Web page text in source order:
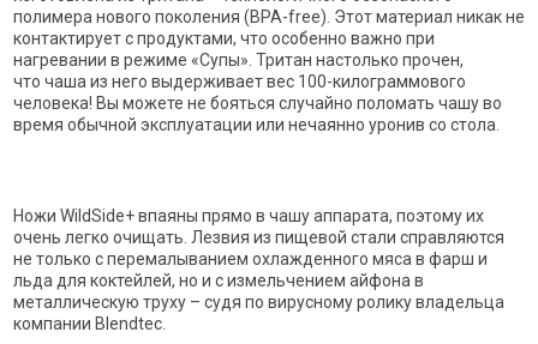
полимера нового поколения (BPA-free). Этот материал никак не
контактирует с продуктами, что особенно важно при
нагревании в режиме «Супы». Тритан настолько прочен,
что чаша из него выдерживает вес 100-килограммового
человека! Вы можете не бояться случайно поломать чашу во
время обычной эксплуатации или нечаянно уронив со стола.
Ножи WildSide+ впаяны прямо в чашу аппарата, поэтому их
очень легко очищать. Лезвия из пищевой стали справляются
не только с перемалыванием охлажденного мяса в фарш и
льда для коктейлей, но и с измельчением айфона в
металлическую труху – судя по вирусному ролику владельца
компании Blendtec.